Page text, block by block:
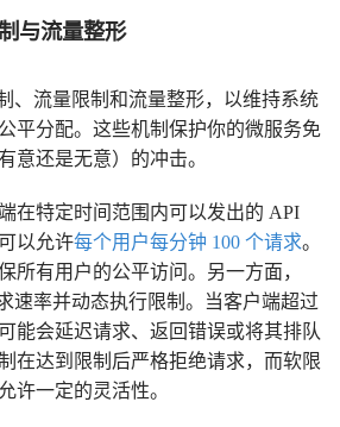
与流量整形
、流量限制和流量整形，以维持系统
平分配。这些机制保护你的微服务免
意还是无意）的冲击。
在特定时间范围内可以发出的 API
以允许每个用户每分钟 100 个请求。
所有用户的公平访问。另一方面，
速率并动态执行限制。当客户端超过
能会延迟请求、返回错误或将其排队
在达到限制后严格拒绝请求，而软限
许一定的灵活性。